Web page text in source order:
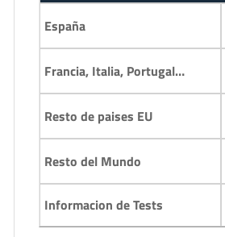
España
Francia, Italia, Portugal…
Resto de paises EU
Resto del Mundo
Informacion de Tests